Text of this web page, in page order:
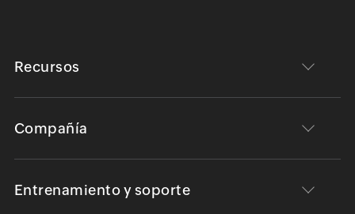
Recursos
Compañía
Entrenamiento y soporte